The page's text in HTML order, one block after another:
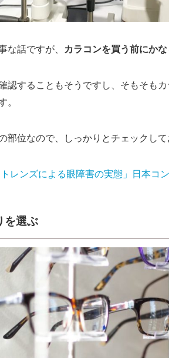
な話ですが、 カラコンを買う前にか
認することもそうですし、そもそも
。
部位なので、しっかりとチェックして
トレンズによる眼障害の実態」日本コ
を選ぶ